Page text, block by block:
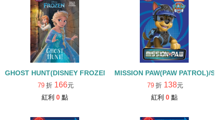
GHOST HUNT(DISNEY FROZEN)/STEP INTO READING LEVEL 1
79 折 166元
紅利 0 點
MISSION PAW(PAW PATROL)/
79 折 138元
紅利 0 點